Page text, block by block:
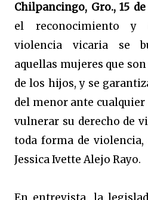
Chilpancingo, Gro., 15
el reconocimiento y
violencia vicaria se
aquellas mujeres que
de los hijos, y se
del menor ante
vulnerar su derecho de
toda forma de violencia,
Jessica Ivette Alejo Rayo.